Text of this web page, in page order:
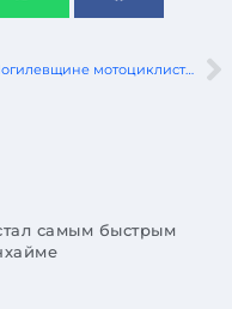
На Могилевщине мотоциклист совершил наезд на лося
самым быстрым